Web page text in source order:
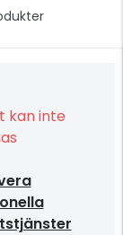
kan inte